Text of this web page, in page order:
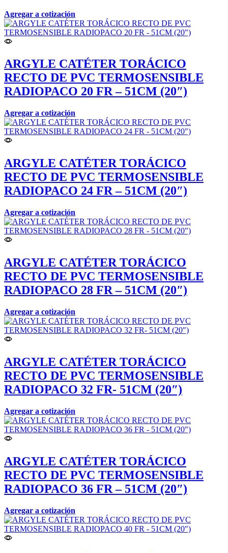
Agregar a cotización
ARGYLE CATÉTER TORÁCICO
RECTO DE PVC TERMOSENSIBLE
RADIOPACO 20 FR – 51CM (20″)
Agregar a cotización
ARGYLE CATÉTER TORÁCICO
RECTO DE PVC TERMOSENSIBLE
RADIOPACO 24 FR – 51CM (20″)
Agregar a cotización
ARGYLE CATÉTER TORÁCICO
RECTO DE PVC TERMOSENSIBLE
RADIOPACO 28 FR – 51CM (20″)
Agregar a cotización
ARGYLE CATÉTER TORÁCICO
RECTO DE PVC TERMOSENSIBLE
RADIOPACO 32 FR- 51CM (20″)
Agregar a cotización
ARGYLE CATÉTER TORÁCICO
RECTO DE PVC TERMOSENSIBLE
RADIOPACO 36 FR – 51CM (20″)
Agregar a cotización